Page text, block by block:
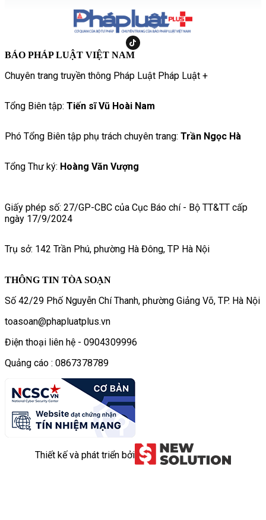
BÁO PHÁP LUẬT VIỆT NAM
Chuyên trang truyền thông Pháp Luật Pháp Luật +
Tổng Biên tập: Tiến sĩ Vũ Hoài Nam
Phó Tổng Biên tập phụ trách chuyên trang: Trần Ngọc Hà
Tổng Thư ký: Hoàng Văn Vượng
Giấy phép số: 27/GP-CBC của Cục Báo chí - Bộ TT&TT cấp
ngày 17/9/2024
Trụ sở: 142 Trần Phú, phường Hà Đông, TP Hà Nội
THÔNG TIN TÒA SOẠN
Số 42/29 Phố Nguyễn Chí Thanh, phường Giảng Võ, TP. Hà Nội
toasoan@phapluatplus.vn
Điện thoại liên hệ - 0904309996
Quảng cáo : 0867378789
Thiết kế và phát triển bởi